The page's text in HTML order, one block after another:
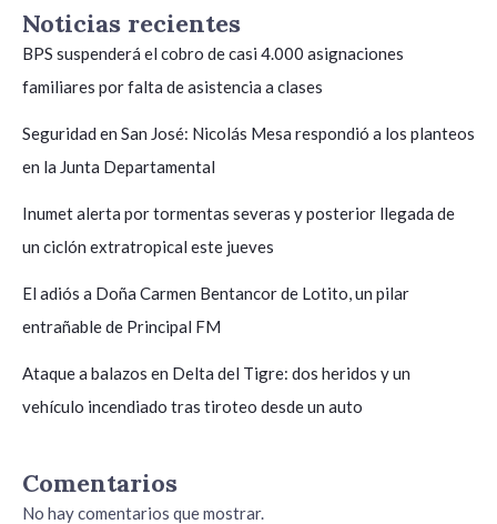
Noticias recientes
BPS suspenderá el cobro de casi 4.000 asignaciones
familiares por falta de asistencia a clases
Seguridad en San José: Nicolás Mesa respondió a los planteos
en la Junta Departamental
Inumet alerta por tormentas severas y posterior llegada de
un ciclón extratropical este jueves
El adiós a Doña Carmen Bentancor de Lotito, un pilar
entrañable de Principal FM
Ataque a balazos en Delta del Tigre: dos heridos y un
vehículo incendiado tras tiroteo desde un auto
Comentarios
No hay comentarios que mostrar.